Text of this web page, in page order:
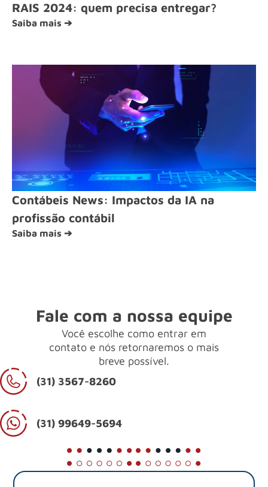
RAIS 2024: quem precisa entregar?
Saiba mais ➔
Contábeis News: Impactos da IA na
profissão contábil
Saiba mais ➔
Fale com a nossa equipe
Você escolhe como entrar em
contato e nós retornaremos o mais
breve possível.
(31) 3567-8260
(31) 99649-5694